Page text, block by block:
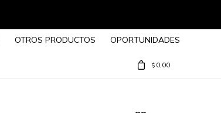
OTROS PRODUCTOS OPORTUNIDADES
$ 0,00